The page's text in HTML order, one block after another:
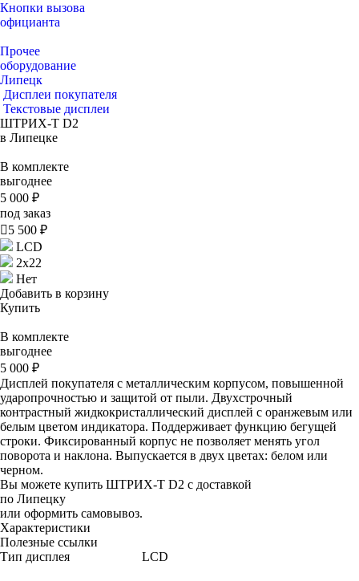
Кнопки вызова
официанта
Прочее
оборудование
Липецк
Дисплеи покупателя
Текстовые дисплеи
ШТРИХ-T D2
в Липецке
В комплекте
выгоднее
5 000 ₽
под заказ
5 500 ₽
LCD
2х22
Нет
Добавить в корзину
Купить
В комплекте
выгоднее
5 000 ₽
Дисплей покупателя с металлическим корпусом, повышенной
ударопрочностью и защитой от пыли. Двухстрочный
контрастный жидкокристаллический дисплей с оранжевым или
белым цветом индикатора. Поддерживает функцию бегущей
строки. Фиксированный корпус не позволяет менять угол
поворота и наклона. Выпускается в двух цветах: белом или
черном.
Вы можете купить ШТРИХ-T D2 с доставкой
по Липецку
или оформить самовывоз.
Характеристики
Полезные ссылки
Тип дисплея
LCD